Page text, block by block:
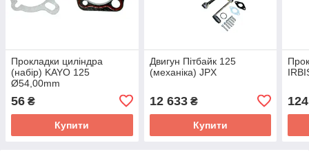
Прокладки циліндра
(набір) KAYO 125
Ø54,00mm
56 ₴
Купити
Двигун Пітбайк 125
(механіка) JPX
12 633₴
Купити
124